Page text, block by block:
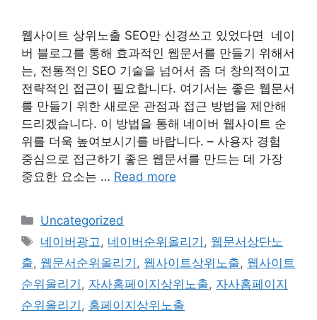
웹사이트 상위노출 SEO만 신경쓰고 있었다면 ​ 네이
버 블로그를 통해 효과적인 웹문서를 만들기 위해서
는, 전통적인 SEO 기술을 넘어서 좀 더 창의적이고
전략적인 접근이 필요합니다. 여기서는 좋은 웹문서
를 만들기 위한 새로운 관점과 접근 방법을 제안해
드리겠습니다. 이 방법을 통해 네이버 웹사이트 순
위를 더욱 높여보시기를 바랍니다. – 사용자 경험
중심으로 접근하기 좋은 웹문서를 만드는 데 가장
중요한 요소는 … Read more
Categories
Uncategorized
Tags
네이버광고 , 네이버순위올리기 , 웹문서상단노
출, 웹문서순위올리기 , 웹사이트상위노출, 웹사이트
순위올리기 , 자사홈페이지상위노출, 자사홈페이지
순위올리기 , 홈페이지상위노출